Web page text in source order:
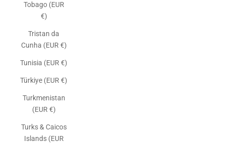
Tobago (EUR
€)
Tristan da
Cunha (EUR €)
Tunisia (EUR €)
Türkiye (EUR €)
Turkmenistan
(EUR €)
Turks & Caicos
Islands (EUR